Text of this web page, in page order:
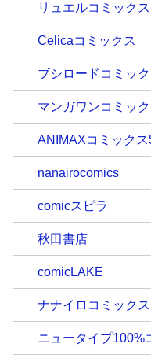
リュエルコミックス
Celicaコミックス
ブシロードコミッ
マンガワンコミッ
ANIMAXコミックス
nanairocomics
comicスピラ
秋田書店
comicLAKE
ナナイロコミックス
ニュータイプ100%